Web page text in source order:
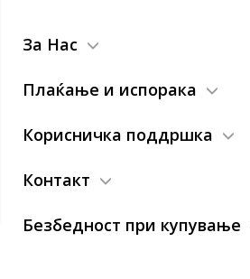
За Нас
Плаќање и испорака
Корисничка поддршка
Контакт
Безбедност при купување